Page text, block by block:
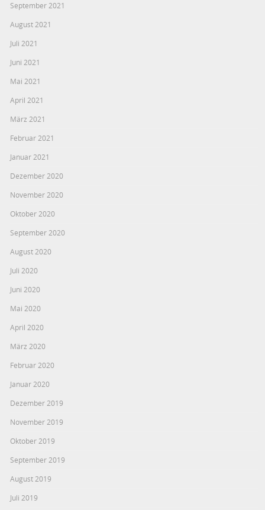
September 2021
August 2021
Juli 2021
Juni 2021
Mai 2021
April 2021
März 2021
Februar 2021
Januar 2021
Dezember 2020
November 2020
Oktober 2020
September 2020
August 2020
Juli 2020
Juni 2020
Mai 2020
April 2020
März 2020
Februar 2020
Januar 2020
Dezember 2019
November 2019
Oktober 2019
September 2019
August 2019
Juli 2019